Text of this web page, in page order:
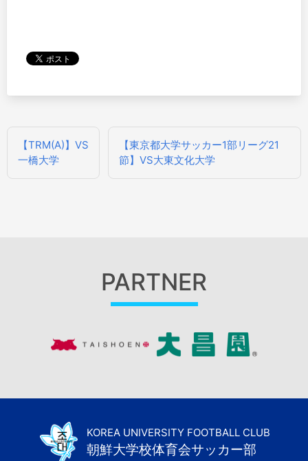
投
ビ
【TRM(A)】VS
一橋大学
【東京都大学サッカー1部リーグ21
節】VS大東文化大学
PARTNER
KOREA UNIVERSITY FOOTBALL CLUB
朝鮮大学校体育会サッカー部